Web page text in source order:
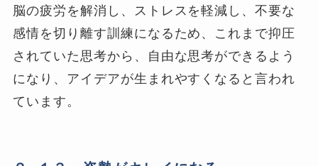
脳の疲労を解消し、ストレスを軽減し、不要な
感情を切り離す訓練になるため、これまで抑圧
されていた思考から、自由な思考ができるよう
になり、アイデアが生まれやすくなると言われ
ています。